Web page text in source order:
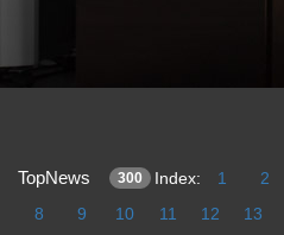
TopNews 300 Index: 1 2
8
9 10 11 12 13